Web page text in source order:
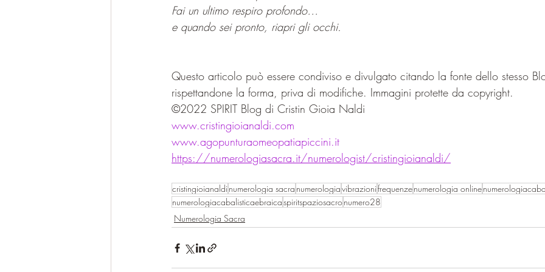
Fai un ultimo respiro profondo…
e quando sei pronto, riapri gli occhi.
Questo articolo può essere condiviso e divulgato citando la fonte dello stesso
rispettandone la forma, priva di modifiche. Immagini protette da copyright.
©2022 SPIRIT Blog di Cristin Gioia Naldi
www.cristingioianaldi.com
www.agopunturaomeopatiapiccini.it
https://numerologiasacra.it/numerologist/cristingioianaldi/
cristingioianaldinumerologia sacra numerologiavibrazionifrequenzenumerologia online
numerologiacabalisticaebraicaspiritspaziosacronumero28
Numerologia Sacra